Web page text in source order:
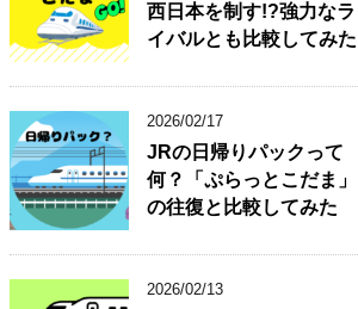
西日本を制す!?強力なラ
イバルとも比較してみた
2026/02/17
JRの日帰りパックって
何？「ぷらっとこだま」
の往復と比較してみた
2026/02/13